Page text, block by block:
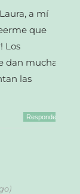
a mí
que
Los
dan mucha
las
Responder